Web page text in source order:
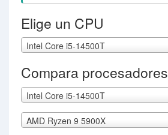
Elige un CPU
Intel Core i5-14500T
Compara procesadores
Intel Core i5-14500T
AMD Ryzen 9 5900X